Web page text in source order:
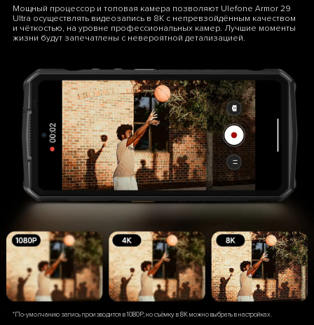
Мощный процессор и топовая камера позволяют Ulefone Armor 29
Ultra осуществлять видеозапись в 8K с непревзойдённым качеством
и чёткостью, на уровне профессиональных камер. Лучшие моменты
жизни будут запечатлены с невероятной детализацией.
*По-умолчанию запись производится в 1080P, но съёмку в 8K можно выбрать в настройках.